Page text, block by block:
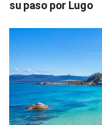
su paso por Lugo